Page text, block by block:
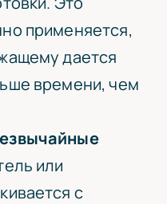
применяется,
дается
времени, чем
или
с